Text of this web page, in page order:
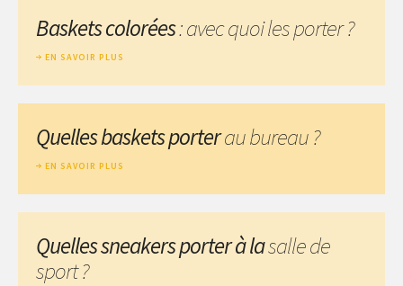
Baskets colorées: avec quoi les porter ?
EN SAVOIR PLUS
Quelles baskets porterau bureau ?
EN SAVOIR PLUS
Quelles sneakers porter à lasalle de
sport ?